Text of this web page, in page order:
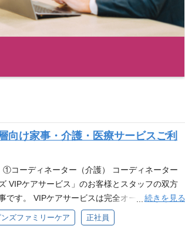
向け家事・介護・医療サービスご利
コーディネーター（介護） コーディネーター
VIPケアサービス」のお客様とスタッフの双方
です。 VIPケアサービスは完全オーダーメイド
気持ちに寄り添い、最適なサービスを提案し
続きを見る
ズファミリーケア 正社員